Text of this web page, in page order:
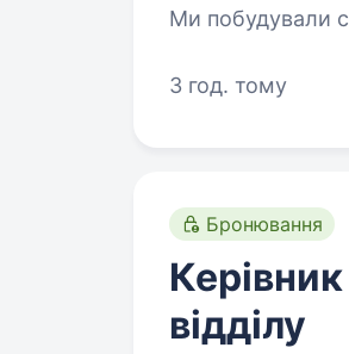
Ми побудували
3 год. тому
Бронювання
відділу